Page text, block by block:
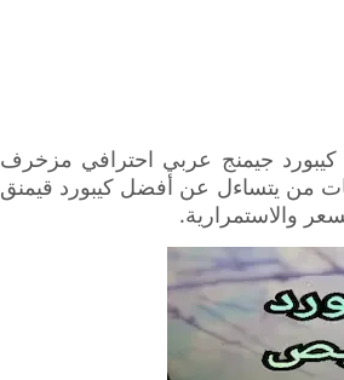
كيبورد جيمنج عربي احترافي مزخرف
من يتساءل عن أفضل كيبورد قيمنق